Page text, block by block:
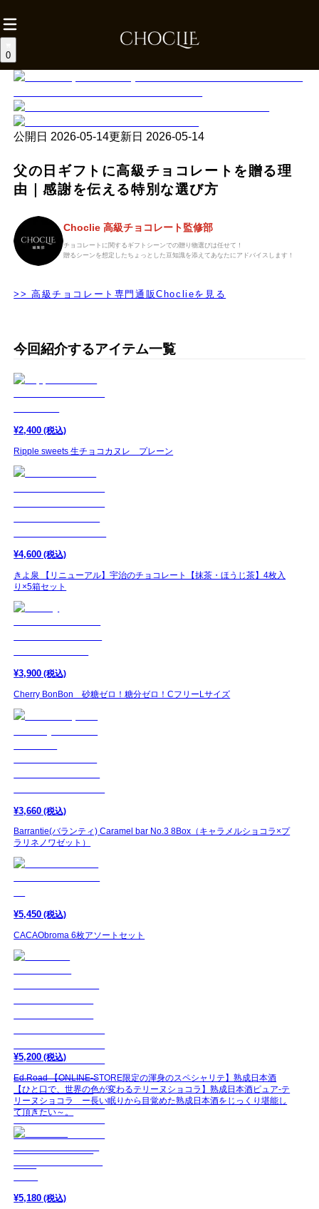
0
公開日 2026-05-14更新日 2026-05-14
父の日ギフトに高級チョコレートを贈る理
由｜感謝を伝える特別な選び方
Choclie 高級チョコレート監修部
チョコレートに関するギフトシーンでの贈り物選びは任せて！
贈るシーンを想定したちょっとした豆知識を添えてあなたにアドバイスします！
>> 高級チョコレート専門通販Choclieを見る
今回紹介するアイテム一覧
¥2,400 (税込)
Ripple sweets 生チョコカヌレ プレーン
¥4,600 (税込)
きよ泉 【リニューアル】宇治のチョコレート【抹茶・ほうじ茶】4枚入
り×5箱セット
¥3,900 (税込)
Cherry BonBon 砂糖ゼロ！糖分ゼロ！CフリーLサイズ
¥3,660 (税込)
Barrantie(バランティ) Caramel bar No.3 8Box（キャラメルショコラ×プ
ラリネノワゼット）
¥5,450 (税込)
CACAObroma 6枚アソートセット
¥5,200 (税込)
Ed.Road 【ONLINE-STORE限定の渾身のスペシャリテ】熟成日本酒
【ひと口で、世界の色が変わるテリーヌショコラ】熟成日本酒ピュア-テ
リーヌショコラ ー長い眠りから目覚めた熟成日本酒をじっくり堪能し
て頂きたい～。
¥5,180 (税込)